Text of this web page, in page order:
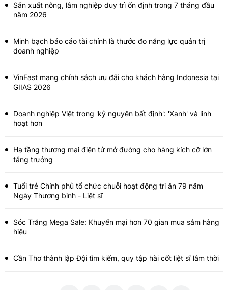
Sản xuất nông, lâm nghiệp duy trì ổn định trong 7 tháng đầu
năm 2026
Minh bạch báo cáo tài chính là thước đo năng lực quản trị
doanh nghiệp
VinFast mang chính sách ưu đãi cho khách hàng Indonesia tại
GIIAS 2026
Doanh nghiệp Việt trong 'kỷ nguyên bất định': 'Xanh' và linh
hoạt hơn
Hạ tầng thương mại điện tử mở đường cho hàng kích cỡ lớn
tăng trưởng
Tuổi trẻ Chính phủ tổ chức chuỗi hoạt động tri ân 79 năm
Ngày Thương binh - Liệt sĩ
Sóc Trăng Mega Sale: Khuyến mại hơn 70 gian mua sắm hàng
hiệu
Cần Thơ thành lập Đội tìm kiếm, quy tập hài cốt liệt sĩ lâm thời